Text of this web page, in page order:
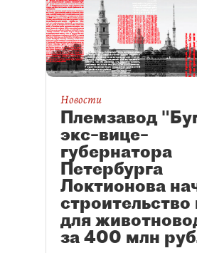
Новости
Племзавод
экс–вице–
губернатора
Петербурга
Локтионова
строительство
для
за 400 млн